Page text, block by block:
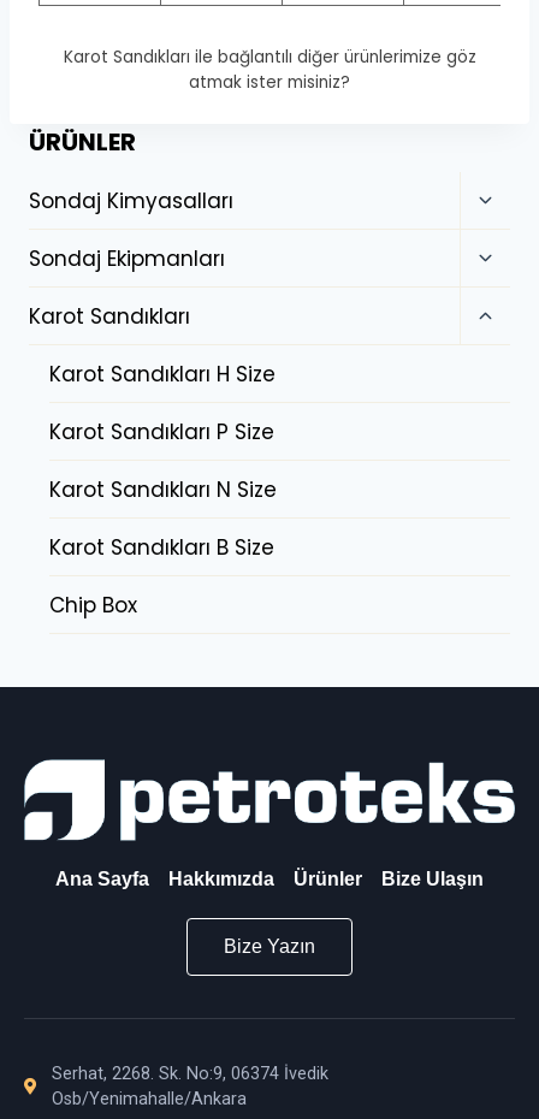
Karot Sandıkları ile bağlantılı diğer ürünlerimize göz
atmak ister misiniz?
ÜRÜNLER
Sondaj Kimyasalları
Sondaj Ekipmanları
Karot Sandıkları
Karot Sandıkları H Size
Karot Sandıkları P Size
Karot Sandıkları N Size
Karot Sandıkları B Size
Chip Box
Ana Sayfa Hakkımızda Ürünler Bize Ulaşın
Bize Yazın
Serhat, 2268. Sk. No:9, 06374 İvedik
Osb/Yenimahalle/Ankara